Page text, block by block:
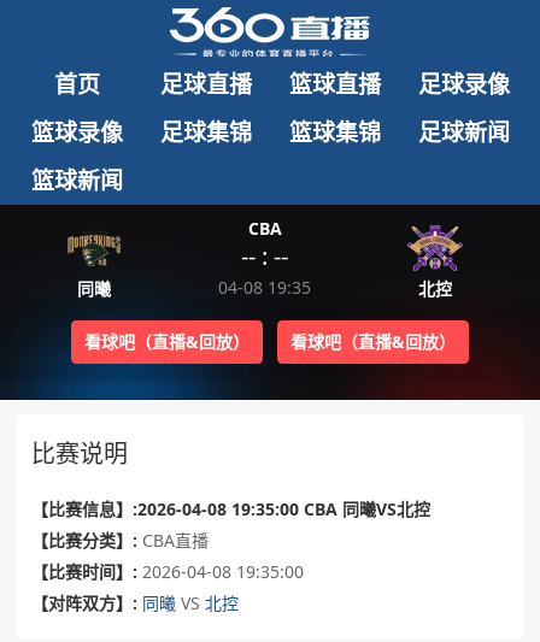
首页 足球直播 篮球直播
足球录像
篮球录像
足球集锦 篮球集锦
足球新闻
篮球新闻
同曦
CBA
-- : --
04-08 19:35 北控
看球吧（直播&回放） 看球吧（直播&回放）
比赛说明
【比赛信息】:2026-04-08 19:35:00 CBA 同曦VS北控
【比赛分类】: CBA直播
【比赛时间】: 2026-04-08 19:35:00
【对阵双方】: 同曦 VS 北控